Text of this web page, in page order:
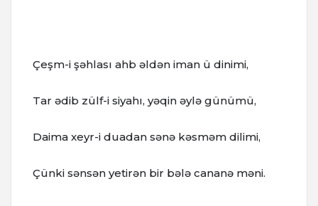
Çeşm-i şəhlası ahb əldən iman ü dinimi,
Tar ədib zülf-i siyahı, yəqin əylə günümü,
Daima xeyr-i duadan sənə kəsməm dilimi,
Çünki sənsən yetirən bir bələ cananə məni.